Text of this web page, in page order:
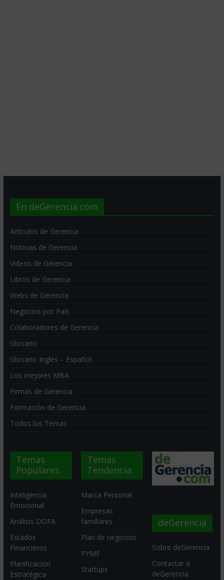
En deGerencia.com
Artículos de Gerencia
Noticias de Gerencia
Videos de Gerencia
Libros de Gerencia
Webs de Gerencia
Negocios por País
Colaboradores de Gerencia
Glosario
Glosario Inglés – Español
Los mejores MBA
Firmas de Gerencia
Formación de Gerencia
Todos los Temas
Temas
Populares
Inteligencia
Emocional
Análisis DOFA
Estados
Financieros
Planificación
Estratégica
Temas
Tendencia
Marca Personal
Empresas
familiares
Plan de negocios
PYME
Startups
deGerencia
Sobre deGerencia
Contactar a
deGerencia